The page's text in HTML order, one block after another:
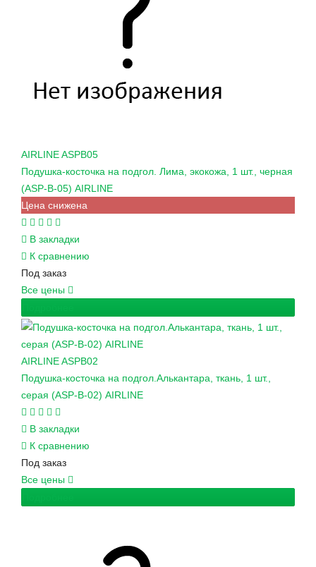
AIRLINEASPB05
Подушка-косточка на подгол. Лима, экокожа, 1 шт., черная
(ASP-B-05) AIRLINE
Цена снижена
В закладки
К сравнению
Под заказ
Все цены
AIRLINEASPB02
Подушка-косточка на подгол.Алькантара, ткань, 1 шт.,
серая (ASP-B-02) AIRLINE
В закладки
К сравнению
Под заказ
Все цены